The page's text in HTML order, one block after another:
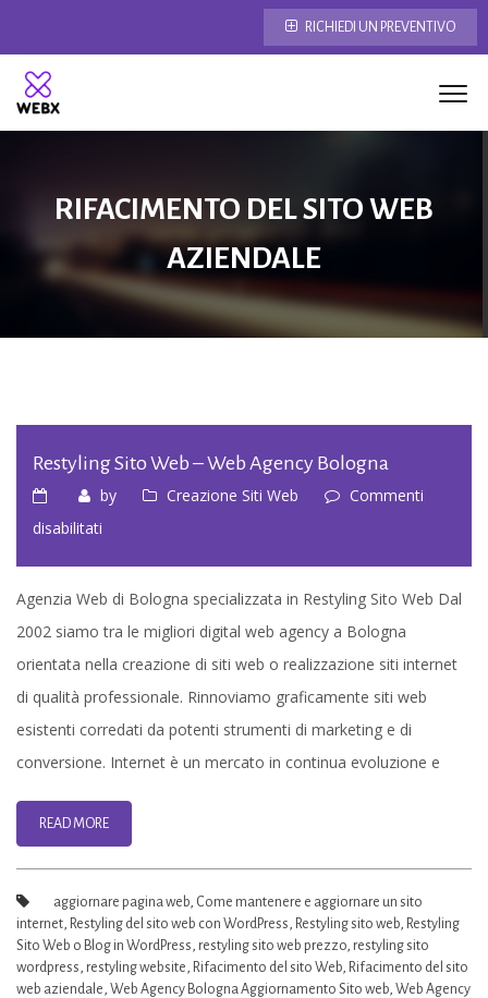
RICHIEDI UN PREVENTIVO
RIFACIMENTO DEL SITO WEB
AZIENDALE
Restyling Sito Web – Web Agency Bologna
by Creazione Siti Web
Commenti
disabilitati
Sito
Web
–
Web
agency
Bologna
Agenzia Web di Bologna specializzata in Restyling Sito Web Dal
2002 siamo tra le migliori digital web agency a Bologna
orientata nella creazione di siti web o realizzazione siti internet
di qualità professionale. Rinnoviamo graficamente siti web
esistenti corredati da potenti strumenti di marketing e di
conversione. Internet è un mercato in continua evoluzione e
READ MORE
aggiornare pagina web, Come mantenere e aggiornare un sito
internet, Restyling del sito web con WordPress, Restyling sito web, Restyling
Sito Web o Blog in WordPress, restyling sito web prezzo, restyling sito
wordpress, restyling website, Rifacimento del sito Web, Rifacimento del sito
web aziendale, Web Agency Bologna Aggiornamento Sito web, Web Agency